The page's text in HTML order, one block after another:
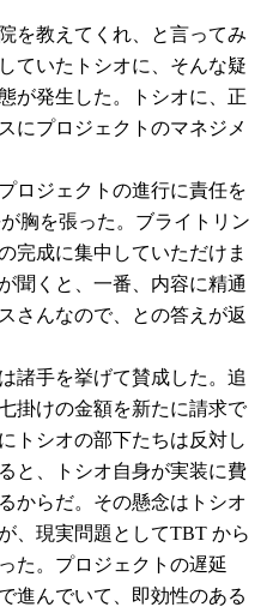
を教えてくれ、と言ってみ
ていたトシオに、そんな疑
が発生した。トシオに、正
にプロジェクトのマネジメ
ロジェクトの進行に責任を
胸を張った。ブライトリン
完成に集中していただけま
聞くと、一番、内容に精通
さんなので、との答えが返
諸手を挙げて賛成した。追
掛けの金額を新たに請求で
トシオの部下たちは反対し
と、トシオ自身が実装に費
からだ。その懸念はトシオ
、現実問題としてTBT から
た。プロジェクトの遅延
進んでいて、即効性のある